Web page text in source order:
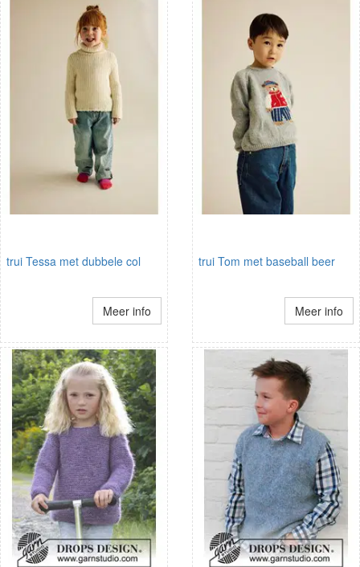
trui Tessa met dubbele col
Meer info
trui Tom met baseball beer
Meer info